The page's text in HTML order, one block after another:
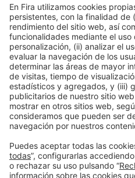
visual/
Barcelona, 25 de mayo de
Maria Dolors Herranz
Tel. 93 233 25 41
mdherranz@firabarcelona.com